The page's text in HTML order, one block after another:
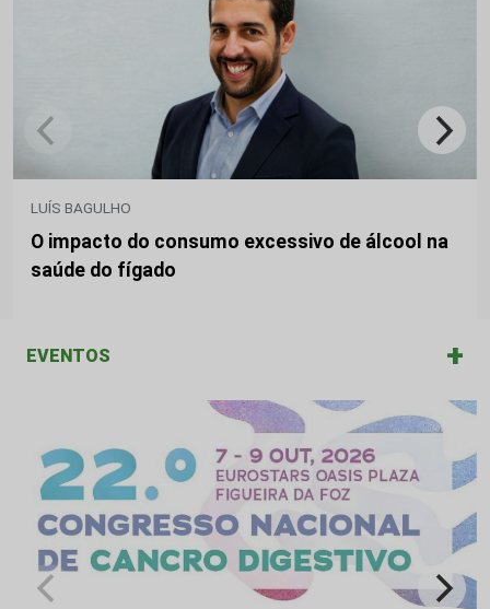
LUÍS BAGULHO
O impacto do consumo excessivo de álcool na
saúde do fígado
EVENTOS +